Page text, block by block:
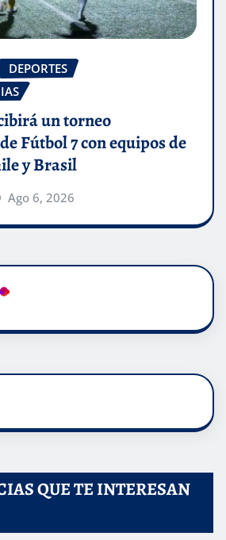
DEPORTES
un torneo
Fútbol 7 con equipos de
y Brasil
Ago 6, 2026
QUE TE INTERESAN